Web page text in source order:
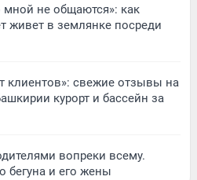
мной не общаются»: как
живет в землянке посреди
клиентов»: свежие отзывы на
курорт и бассейн за
вопреки всему.
бегуна и его жены